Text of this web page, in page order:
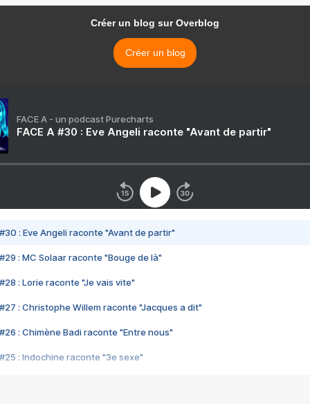
Créer un blog sur Overblog
Créer un blog
FACE A - un podcast Purecharts
FACE A #30 : Eve Angeli raconte "Avant de partir"
#30 : Eve Angeli raconte "Avant de partir"
#29 : MC Solaar raconte "Bouge de là"
#28 : Lorie raconte "Je vais vite"
#27 : Christophe Willem raconte "Jacques a dit"
#26 : Chimène Badi raconte "Entre nous"
#25 : Indochine raconte "3e sexe"